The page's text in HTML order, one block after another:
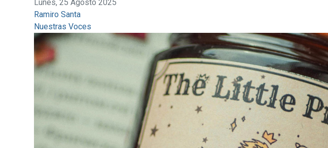
Lunes, 25 Agosto 2025
Ramiro Santa
Nuestras Voces